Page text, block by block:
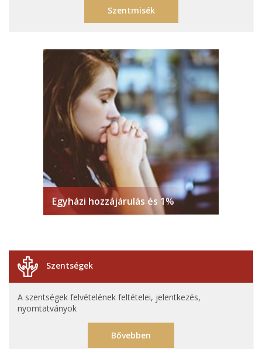
Szentmisék
Egyházi hozzájárulás és 1%
Szentségek
A szentségek felvételének feltételei, jelentkezés,
nyomtatványok
Bővebben